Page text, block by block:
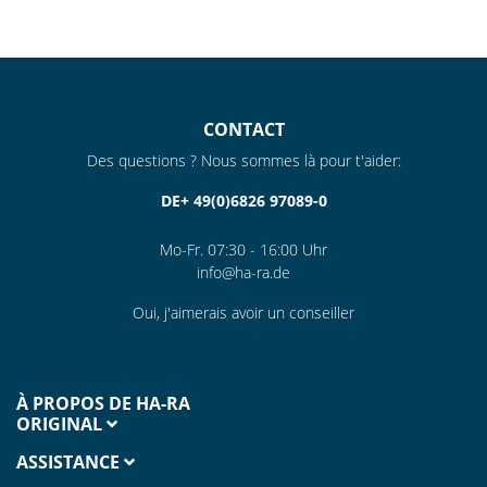
CONTACT
Des questions ? Nous sommes là pour t'aider:
DE+ 49(0)6826 97089-0
Mo-Fr. 07:30 - 16:00 Uhr
info@ha-ra.de
Oui, j'aimerais avoir un conseiller
À PROPOS DE HA-RA
ORIGINAL
ASSISTANCE